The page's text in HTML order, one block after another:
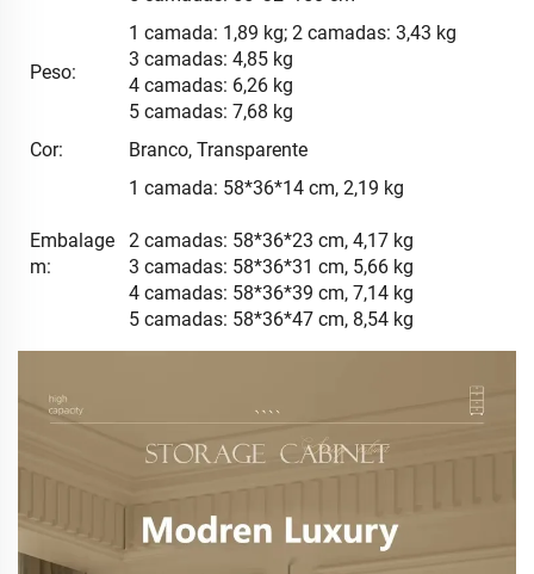
Peso:
1 camada: 1,89 kg; 2 camadas: 3,43 kg
3 camadas: 4,85 kg
4 camadas: 6,26 kg
5 camadas: 7,68 kg
Cor:
Branco, Transparente
Embalage
m:
1 camada: 58*36*14 cm, 2,19 kg
2 camadas: 58*36*23 cm, 4,17 kg
3 camadas: 58*36*31 cm, 5,66 kg
4 camadas: 58*36*39 cm, 7,14 kg
5 camadas: 58*36*47 cm, 8,54 kg